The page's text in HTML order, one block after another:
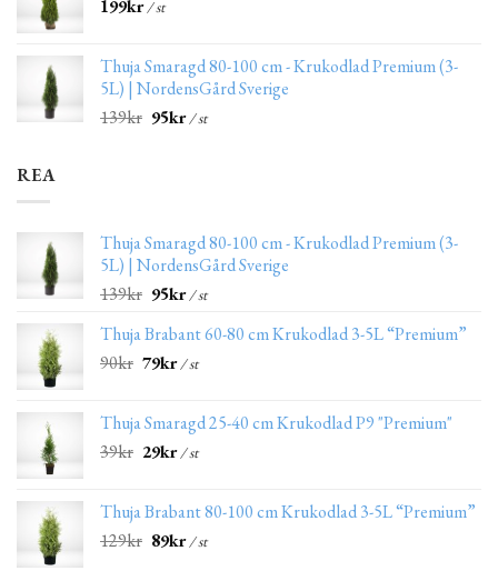
199kr/ st
Thuja Smaragd 80-100 cm - Krukodlad Premium (3-
5L) | NordensGård Sverige
139kr 95kr/ st
REA
Thuja Smaragd 80-100 cm - Krukodlad Premium (3-
5L) | NordensGård Sverige
139kr 95kr/ st
Thuja Brabant 60-80 cm Krukodlad 3-5L “Premium”
90kr 79kr/ st
Thuja Smaragd 25-40 cm Krukodlad P9 "Premium"
39kr 29kr/ st
Thuja Brabant 80-100 cm Krukodlad 3-5L “Premium”
129kr 89kr/ st